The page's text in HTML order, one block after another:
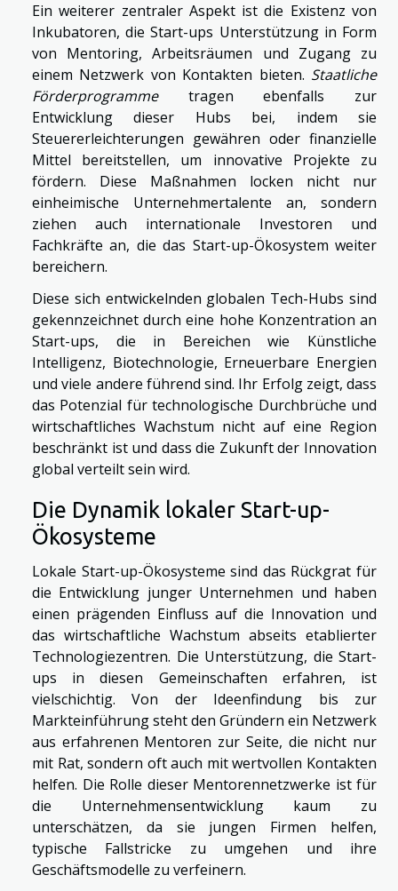
Ein weiterer zentraler Aspekt ist die Existenz von
Inkubatoren, die Start-ups Unterstützung in Form
von Mentoring, Arbeitsräumen und Zugang zu
einem Netzwerk von Kontakten bieten. Staatliche
Förderprogrammetragen ebenfalls zur
Entwicklung dieser Hubs bei, indem sie
Steuererleichterungen gewähren oder finanzielle
Mittel bereitstellen, um innovative Projekte zu
fördern. Diese Maßnahmen locken nicht nur
einheimische Unternehmertalente an, sondern
ziehen auch internationale Investoren und
Fachkräfte an, die das Start-up-Ökosystem weiter
bereichern.
Diese sich entwickelnden globalen Tech-Hubs sind
gekennzeichnet durch eine hohe Konzentration an
Start-ups, die in Bereichen wie Künstliche
Intelligenz, Biotechnologie, Erneuerbare Energien
und viele andere führend sind. Ihr Erfolg zeigt, dass
das Potenzial für technologische Durchbrüche und
wirtschaftliches Wachstum nicht auf eine Region
beschränkt ist und dass die Zukunft der Innovation
global verteilt sein wird.
Die Dynamik lokaler Start-up-
Ökosysteme
Lokale Start-up-Ökosysteme sind das Rückgrat für
die Entwicklung junger Unternehmen und haben
einen prägenden Einfluss auf die Innovation und
das wirtschaftliche Wachstum abseits etablierter
Technologiezentren. Die Unterstützung, die Start-
ups in diesen Gemeinschaften erfahren, ist
vielschichtig. Von der Ideenfindung bis zur
Markteinführung steht den Gründern ein Netzwerk
aus erfahrenen Mentoren zur Seite, die nicht nur
mit Rat, sondern oft auch mit wertvollen Kontakten
helfen. Die Rolle dieser Mentorennetzwerke ist für
die Unternehmensentwicklung kaum zu
unterschätzen, da sie jungen Firmen helfen,
typische Fallstricke zu umgehen und ihre
Geschäftsmodelle zu verfeinern.